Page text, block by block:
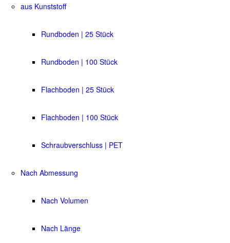
aus Kunststoff
Rundboden | 25 Stück
Rundboden | 100 Stück
Flachboden | 25 Stück
Flachboden | 100 Stück
Schraubverschluss | PET
Nach Abmessung
Nach Volumen
Nach Länge